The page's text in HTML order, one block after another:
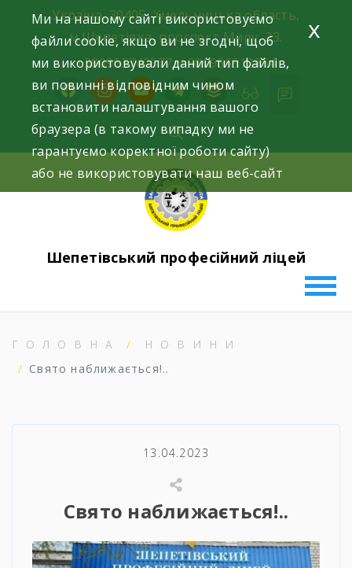
content
Україна, 30405, Хмельницька область,
м.Шепетівка, проспект Миру, 23.
+380963740577, +380966512964
facebookinstagramyoutubetelegram
buffer
Шепетівський професійний ліцей
ГОЛОВНА
НОВИНИ
Свято наближається!..
13.04.2023
Свято наближається!..
Ми на нашому сайті використовуємо
файли cookie, якщо ви не згодні, щоб
ми використовували даний тип файлів,
ви повинні відповідним чином
встановити налаштування вашого
браузера (в такому випадку ми не
гарантуємо коректної роботи сайту)
або не використовувати наш веб-сайт
x